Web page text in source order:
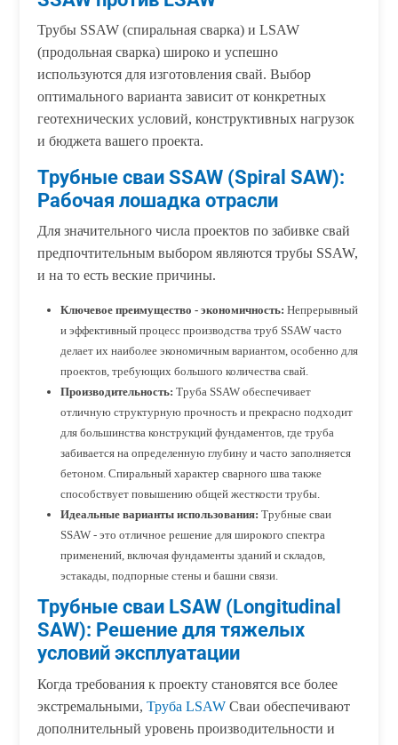
Трубы SSAW (спиральная сварка) и LSAW
(продольная сварка) широко и успешно
используются для изготовления свай. Выбор
оптимального варианта зависит от конкретных
геотехнических условий, конструктивных нагрузок
и бюджета вашего проекта.
Трубные сваи SSAW (Spiral SAW):
Рабочая лошадка отрасли
Для значительного числа проектов по забивке свай
предпочтительным выбором являются трубы SSAW,
и на то есть веские причины.
Ключевое преимущество - экономичность: Непрерывный
и эффективный процесс производства труб SSAW часто
делает их наиболее экономичным вариантом, особенно для
проектов, требующих большого количества свай.
Производительность: Труба SSAW обеспечивает
отличную структурную прочность и прекрасно подходит
для большинства конструкций фундаментов, где труба
забивается на определенную глубину и часто заполняется
бетоном. Спиральный характер сварного шва также
способствует повышению общей жесткости трубы.
Идеальные варианты использования: Трубные сваи
SSAW - это отличное решение для широкого спектра
применений, включая фундаменты зданий и складов,
эстакады, подпорные стены и башни связи.
Трубные сваи LSAW (Longitudinal
SAW): Решение для тяжелых
условий эксплуатации
Когда требования к проекту становятся все более
экстремальными,Труба LSAW Сваи обеспечивают
дополнительный уровень производительности и